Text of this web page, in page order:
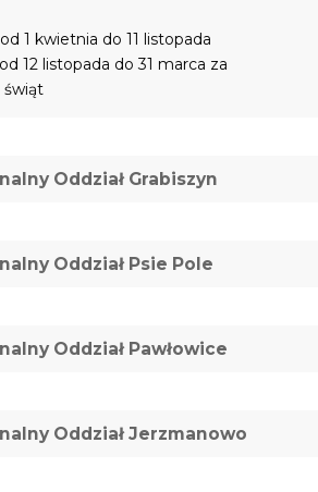
1 kwietnia do 11 listopada
12 listopada do 31 marca za
świąt
Oddział Grabiszyn
Oddział Psie Pole
Oddział Pawłowice
Oddział Jerzmanowo